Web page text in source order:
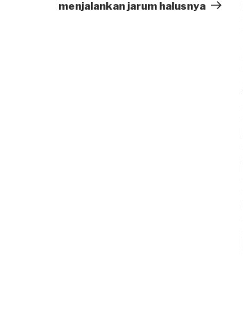
Post
menjalankan jarum halusnya